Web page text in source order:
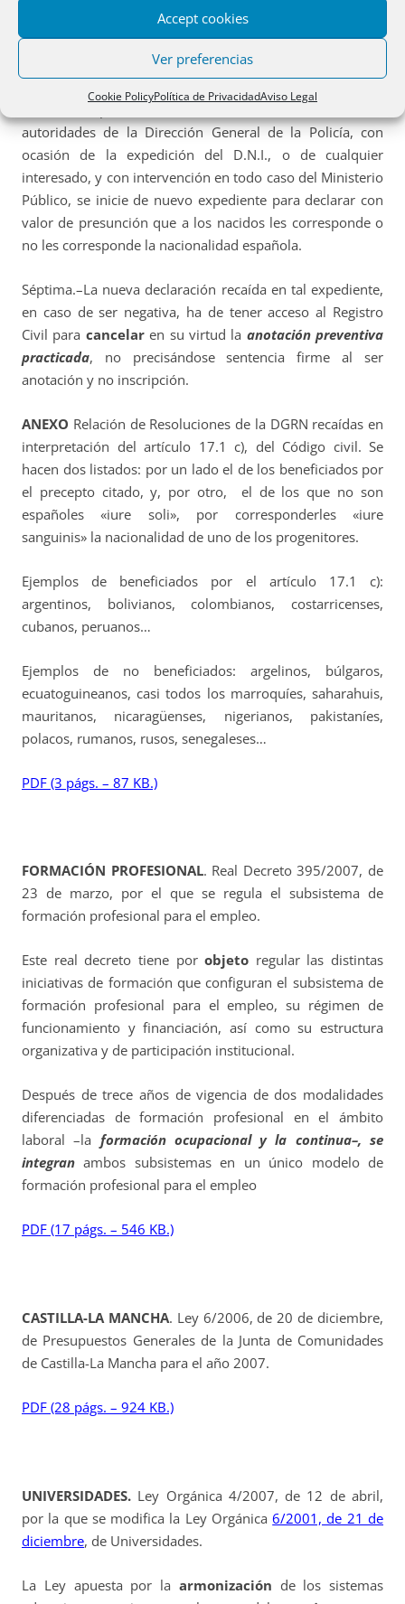
Accept cookies
Ver preferencias
Cookie PolicyPolítica de PrivacidadAviso Legal
principio de autoridad de cosa juzgada, por lo que es
posiblereiterar un expedientesobre cuestión ya decidida
si las nuevas actuaciones tienen su fundamento en
autoridades de la Dirección General de la Policía, con
ocasión de la expedición del D.N.I., o de cualquier
interesado, y con intervención en todo caso del Ministerio
Público, se inicie de nuevo expediente para declarar con
valor de presunción que a los nacidos les corresponde o
no les corresponde la nacionalidad española.
Séptima.–La nueva declaración recaída en tal expediente,
en caso de ser negativa, ha de tener acceso al Registro
Civil para cancelaren su virtud la anotación preventiva
practicada, no precisándose sentencia firme al ser
anotación y no inscripción.
ANEXO Relación de Resoluciones de la DGRN recaídas en
interpretación del artículo 17.1 c), del Código civil. Se
hacen dos listados: por un lado el de los beneficiados por
el precepto citado, y, por otro, el de los que no son
españoles «iure soli», por corresponderles «iure
sanguinis» la nacionalidad de uno de los progenitores.
Ejemplos de beneficiados por el artículo 17.1 c):
argentinos, bolivianos, colombianos, costarricenses,
cubanos, peruanos…
Ejemplos de no beneficiados: argelinos, búlgaros,
ecuatoguineanos, casi todos los marroquíes, saharahuis,
mauritanos, nicaragüenses, nigerianos, pakistaníes,
polacos, rumanos, rusos, senegaleses…
PDF (3 págs. – 87 KB.)
FORMACIÓN PROFESIONAL. Real Decreto 395/2007, de
23 de marzo, por el que se regula el subsistema de
formación profesional para el empleo.
Este real decreto tiene porobjeto regular las distintas
iniciativas de formación que configuran el subsistema de
formación profesional para el empleo, su régimen de
funcionamiento y financiación, así como su estructura
organizativa y de participación institucional.
Después de trece años de vigencia de dos modalidades
diferenciadas de formación profesional en el ámbito
laboral –la formación ocupacional y la continua–, se
integran ambos subsistemas en un único modelo de
formación profesional para el empleo
PDF (17 págs. – 546 KB.)
CASTILLA-LA MANCHA. Ley 6/2006, de 20 de diciembre,
de Presupuestos Generales de la Junta de Comunidades
de Castilla-La Mancha para el año 2007.
PDF (28 págs. – 924 KB.)
UNIVERSIDADES. Ley Orgánica 4/2007, de 12 de abril,
por la que se modifica la Ley Orgánica6/2001, de 21 de
diciembre, de Universidades.
La Ley apuesta por la armonización de los sistemas